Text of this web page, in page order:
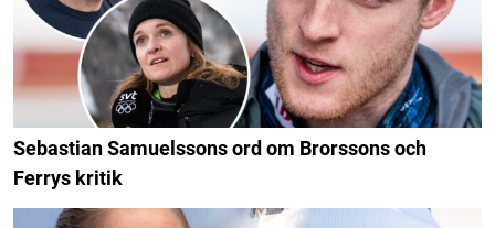
Sebastian Samuelssons ord om Brorssons och
Ferrys kritik